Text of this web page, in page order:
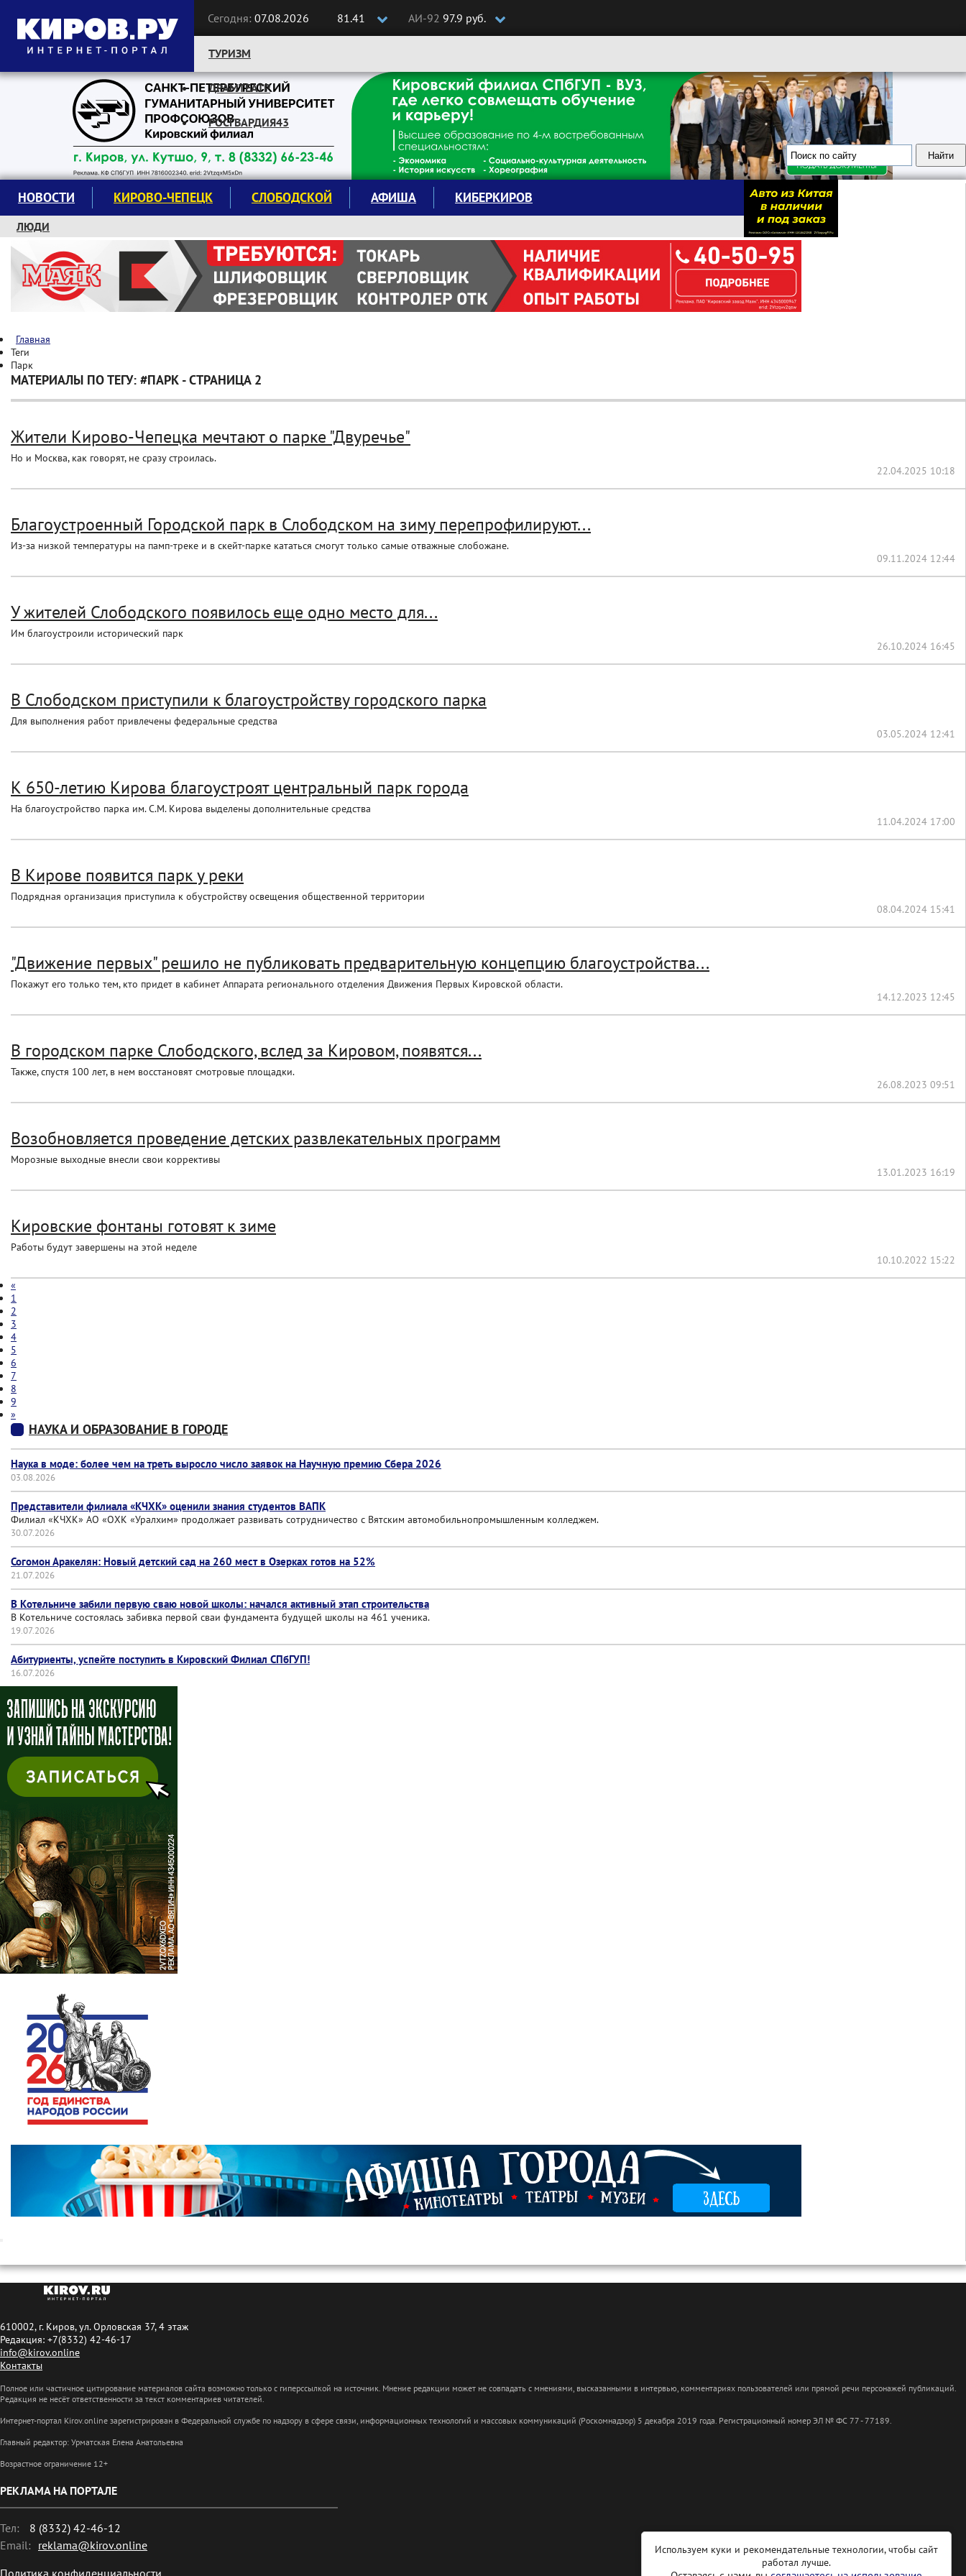
Сегодня: 07.08.2026 81.41 АИ-92 97.9 руб.
Следите за новостями:
ТУРИЗМ
ДРАМТЕАТР
РОСГВАРДИЯ43
НОВОСТИ КИРОВО-ЧЕПЕЦК СЛОБОДСКОЙ АФИША КИБЕРКИРОВ
ЛЮДИ
КРУЖКИ И СЕКЦИИ
ЗАВОДУ "МАЯК" 85 ЛЕТ
ЭКОЛОГИЯ
Главная
Теги
Парк
МАТЕРИАЛЫ ПО ТЕГУ: #ПАРК - СТРАНИЦА 2
Жители Кирово-Чепецка мечтают о парке "Двуречье"
Но и Москва, как говорят, не сразу строилась.
22.04.2025 10:18
Благоустроенный Городской парк в Слободском на зиму перепрофилируют...
Из-за низкой температуры на памп-треке и в скейт-парке кататься смогут только самые отважные слобожане.
09.11.2024 12:44
У жителей Слободского появилось еще одно место для...
Им благоустроили исторический парк
26.10.2024 16:45
В Слободском приступили к благоустройству городского парка
Для выполнения работ привлечены федеральные средства
03.05.2024 12:41
К 650-летию Кирова благоустроят центральный парк города
На благоустройство парка им. С.М. Кирова выделены дополнительные средства
11.04.2024 17:00
В Кирове появится парк у реки
Подрядная организация приступила к обустройству освещения общественной территории
08.04.2024 15:41
"Движение первых" решило не публиковать предварительную концепцию благоустройства...
Покажут его только тем, кто придет в кабинет Аппарата регионального отделения Движения Первых Кировской области.
14.12.2023 12:45
В городском парке Слободского, вслед за Кировом, появятся...
Также, спустя 100 лет, в нем восстановят смотровые площадки.
26.08.2023 09:51
Возобновляется проведение детских развлекательных программ
Морозные выходные внесли свои коррективы
13.01.2023 16:19
Кировские фонтаны готовят к зиме
Работы будут завершены на этой неделе
10.10.2022 15:22
«
1
2
3
4
5
6
7
8
9
»
НАУКА И ОБРАЗОВАНИЕ В ГОРОДЕ
Наука в моде: более чем на треть выросло число заявок на Научную премию Сбера 2026
03.08.2026
Представители филиала «КЧХК» оценили знания студентов ВАПК
Филиал «КЧХК» АО «ОХК «Уралхим» продолжает развивать сотрудничество с Вятским автомобильнопромышленным колледжем.
30.07.2026
Согомон Аракелян: Новый детский сад на 260 мест в Озерках готов на 52%
21.07.2026
В Котельниче забили первую сваю новой школы: начался активный этап строительства
В Котельниче состоялась забивка первой сваи фундамента будущей школы на 461 ученика.
19.07.2026
Абитуриенты, успейте поступить в Кировский Филиал СПбГУП!
16.07.2026
610002, г. Киров, ул. Орловская 37, 4 этаж
Редакция: +7(8332) 42-46-17
info@kirov.online
Контакты
Полное или частичное цитирование материалов сайта возможно только с гиперссылкой на источник. Мнение редакции может не совпадать с мнениями, высказанными в интервью, комментариях пользователей или прямой речи персонажей публикаций.
Редакция не несёт ответственности за текст комментариев читателей.
Интернет-портал Kirov.online зарегистрирован в Федеральной службе по надзору в сфере связи, информационных технологий и массовых коммуникаций (Роскомнадзор) 5 декабря 2019 года. Регистрационный номер ЭЛ № ФС 77 - 77189.
Главный редактор: Урматская Елена Анатольевна
Возрастное ограничение 12+
РЕКЛАМА НА ПОРТАЛЕ
Тел:
8 (8332) 42-46-12
Email: reklama@kirov.online
Политика конфиденциальности
Используем куки и рекомендательные технологии, чтобы сайт
работал лучше.